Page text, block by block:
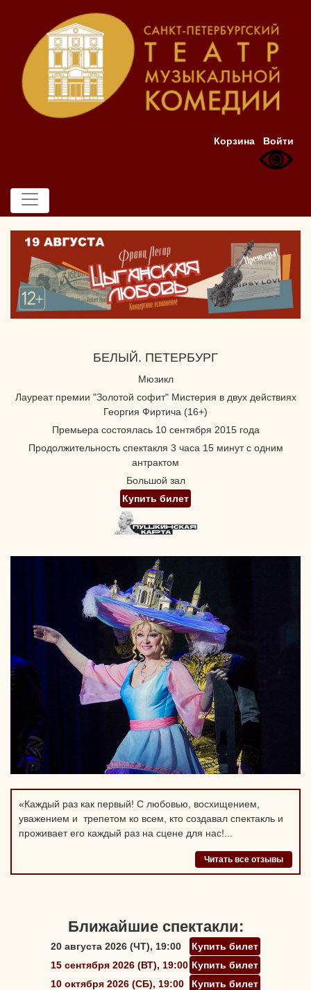
Корзина Войти
БЕЛЫЙ. ПЕТЕРБУРГ
Мюзикл
Лауреат премии "Золотой софит" Мистерия в двух действиях
Георгия Фиртича (16+)
Премьера состоялась 10 сентября 2015 года
Продолжительность спектакля 3 часа 15 минут с одним
антрактом
Большой зал
Купить билет
«Каждый раз как первый! С любовью, восхищением,
уважением и трепетом ко всем, кто создавал спектакль и
проживает его каждый раз на сцене для нас!...
Читать все отзывы
Ближайшие спектакли:
20 августа 2026 (ЧТ), 19:00
Купить билет
15 сентября 2026 (ВТ), 19:00 Купить билет
10 октября 2026 (СБ), 19:00
Купить билет